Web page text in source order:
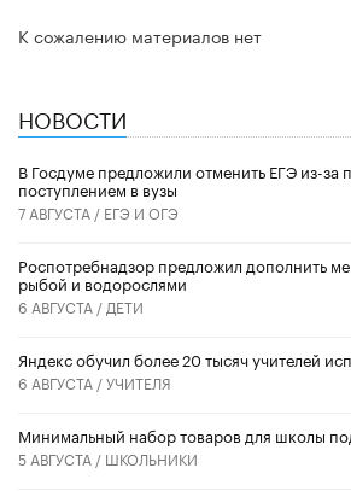
К сожалению материалов нет
НОВОСТИ
В Госдуме предложили отменить ЕГЭ из-за
поступлением в вузы
7 АВГУСТА / ЕГЭ И ОГЭ
Роспотребнадзор предложил дополнить
рыбой и водорослями
6 АВГУСТА / ДЕТИ
​Яндекс обучил более 20 тысяч учителей
6 АВГУСТА /УЧИТЕЛЯ
Минимальный набор товаров для школы
5 АВГУСТА / ШКОЛЬНИКИ